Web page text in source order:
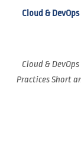
Cloud &
Cloud &
Practices Short